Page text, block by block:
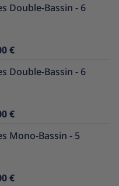
actuel
Double-Bassin - 6
€Le
actuel
Double-Bassin - 6
€Le
actuel
Mono-Bassin - 5
€Le